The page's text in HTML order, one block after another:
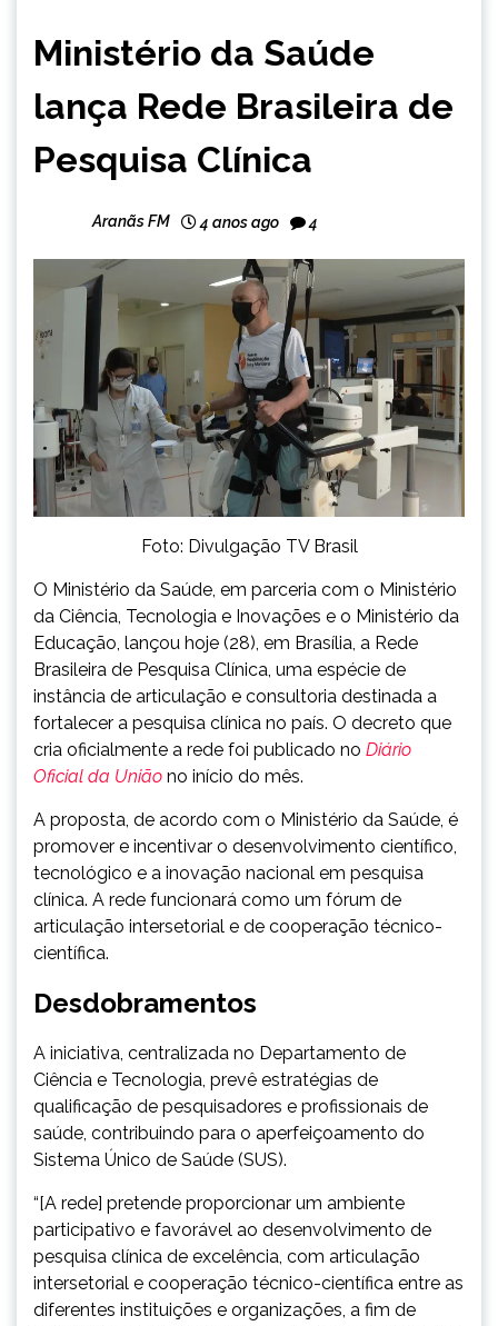
NOTÍCIAS
Ministério da Saúde
lança Rede Brasileira de
Pesquisa Clínica
Aranãs FM 4 anos ago 4
Foto: Divulgação TV Brasil
O Ministério da Saúde, em parceria com o Ministério
da Ciência, Tecnologia e Inovações e o Ministério da
Educação, lançou hoje (28), em Brasília, a Rede
Brasileira de Pesquisa Clínica, uma espécie de
instância de articulação e consultoria destinada a
fortalecer a pesquisa clínica no país. O decreto que
cria oficialmente a rede foi publicado no Diário
Oficial da União no início do mês.
A proposta, de acordo com o Ministério da Saúde, é
promover e incentivar o desenvolvimento científico,
tecnológico e a inovação nacional em pesquisa
clínica. A rede funcionará como um fórum de
articulação intersetorial e de cooperação técnico-
científica.
Desdobramentos
A iniciativa, centralizada no Departamento de
Ciência e Tecnologia, prevê estratégias de
qualificação de pesquisadores e profissionais de
saúde, contribuindo para o aperfeiçoamento do
Sistema Único de Saúde (SUS).
“[A rede] pretende proporcionar um ambiente
participativo e favorável ao desenvolvimento de
pesquisa clínica de excelência, com articulação
intersetorial e cooperação técnico-científica entre as
diferentes instituições e organizações, a fim de